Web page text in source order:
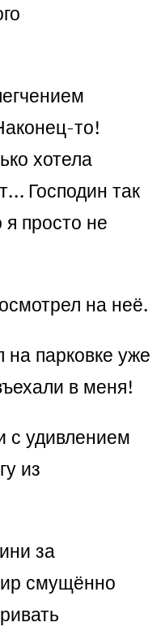
то!
хотела
Господин так
я просто не
на неё.
парковке уже
в меня!
с удивлением
из
за
смущённо